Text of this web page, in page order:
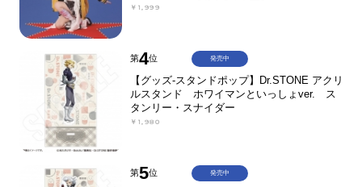
￥1,999
第4位
【グッズ-スタンドポップ】Dr.STONE アクリ
ルスタンド ホワイマンといっしょver. ス
タンリー・スナイダー
￥1,980
発売中
第5位 発売中